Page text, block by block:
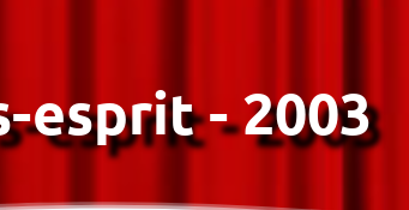
esprit - 2003